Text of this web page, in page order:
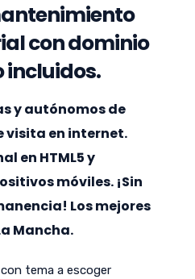
con dominio
incluidos.
y autónomos de
visita en internet.
en HTML5 y
móviles. ¡Sin
Los mejores
Mancha.
tema a escoger